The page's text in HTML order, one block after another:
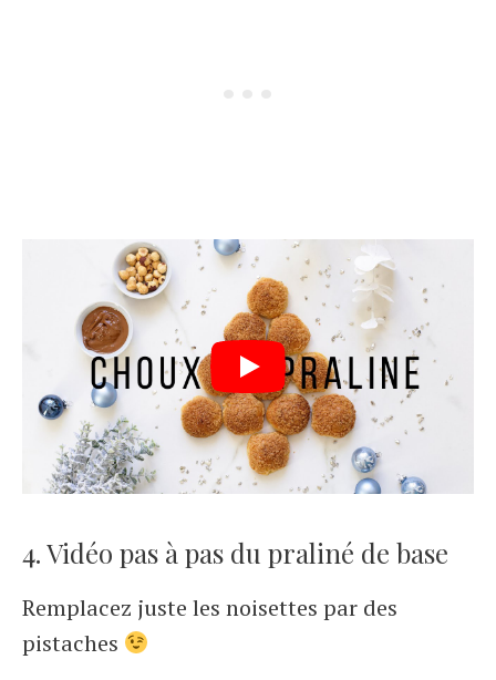
4. Vidéo pas à pas du praliné de base
Remplacez juste les noisettes par des
pistaches